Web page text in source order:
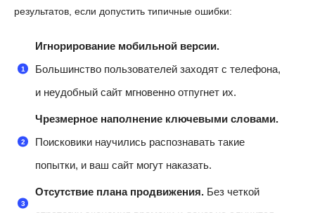
результатов, если допустить типичные ошибки:
Игнорирование мобильной версии.
Большинство пользователей заходят с телефона,
и неудобный сайт мгновенно отпугнет их.
Чрезмерное наполнение ключевыми словами.
Поисковики научились распознавать такие
попытки, и ваш сайт могут наказать.
Отсутствие плана продвижения. Без четкой